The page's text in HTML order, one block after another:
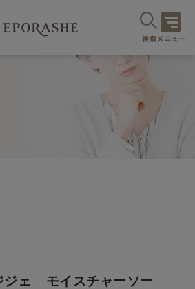
検索メニュー
ジェ
モイスチャーソー